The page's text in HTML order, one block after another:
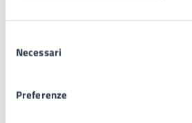
delNecessari
Preferenze
Per conoscere i dettagli di